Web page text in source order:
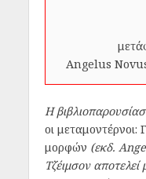
Angelus
Η
οι μεταμοντέρνοι:
μορφών (εκδ.
Τζέιμσον